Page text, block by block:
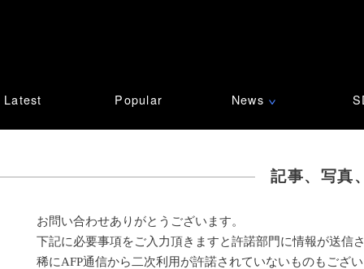
Latest Popular News ∨
記事、写真
お問い合わせありがとうございます。
下記に必要事項をご入力頂きますと許諾部門に情報が送信
稀にAFP通信から二次利用が許諾されていないものもござ